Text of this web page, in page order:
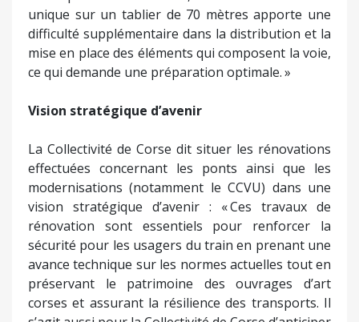
unique sur un tablier de 70 mètres apporte une
difficulté supplémentaire dans la distribution et la
mise en place des éléments qui composent la voie,
ce qui demande une préparation optimale. »
Vision stratégique d’avenir
La Collectivité de Corse dit situer les rénovations
effectuées concernant les ponts ainsi que les
modernisations (notamment le CCVU) dans une
vision stratégique d’avenir : « Ces travaux de
rénovation sont essentiels pour renforcer la
sécurité pour les usagers du train en prenant une
avance technique sur les normes actuelles tout en
préservant le patrimoine des ouvrages d’art
corses et assurant la résilience des transports. Il